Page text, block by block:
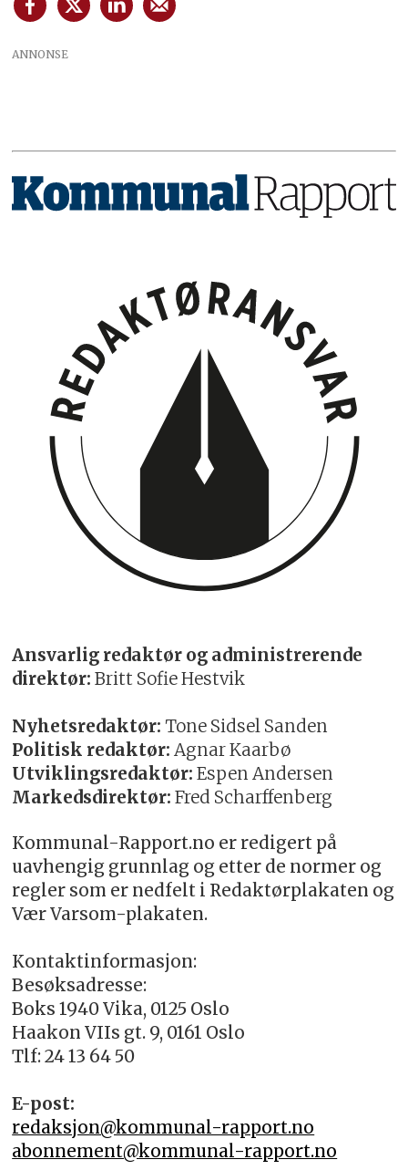
ANNONSE
Ansvarlig redaktør og administrerende
direktør: Britt Sofie Hestvik
Nyhetsredaktør: Tone Sidsel Sanden
Politisk redaktør: Agnar Kaarbø
Utviklingsredaktør: Espen Andersen
Markedsdirektør: Fred Scharffenberg
Kommunal-Rapport.no er redigert på
uavhengig grunnlag og etter de normer og
regler som er nedfelt i Redaktørplakaten og
Vær Varsom-plakaten.
Kontaktinformasjon:
Besøksadresse:
Boks 1940 Vika, 0125 Oslo
Haakon VIIs gt. 9, 0161 Oslo
Tlf: 24 13 64 50
E-post:
redaksjon@kommunal-rapport.no
abonnement@kommunal-rapport.no